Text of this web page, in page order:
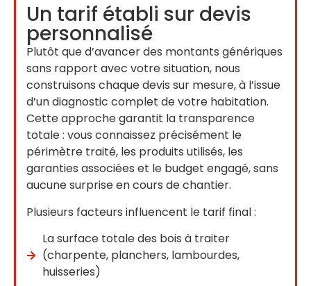
Un tarif établi sur devis
personnalisé
Plutôt que d’avancer des montants génériques
sans rapport avec votre situation, nous
construisons chaque devis sur mesure, à l’issue
d’un diagnostic complet de votre habitation.
Cette approche garantit la transparence
totale : vous connaissez précisément le
périmètre traité, les produits utilisés, les
garanties associées et le budget engagé, sans
aucune surprise en cours de chantier.
Plusieurs facteurs influencent le tarif final :
La surface totale des bois à traiter
(charpente, planchers, lambourdes,
huisseries)